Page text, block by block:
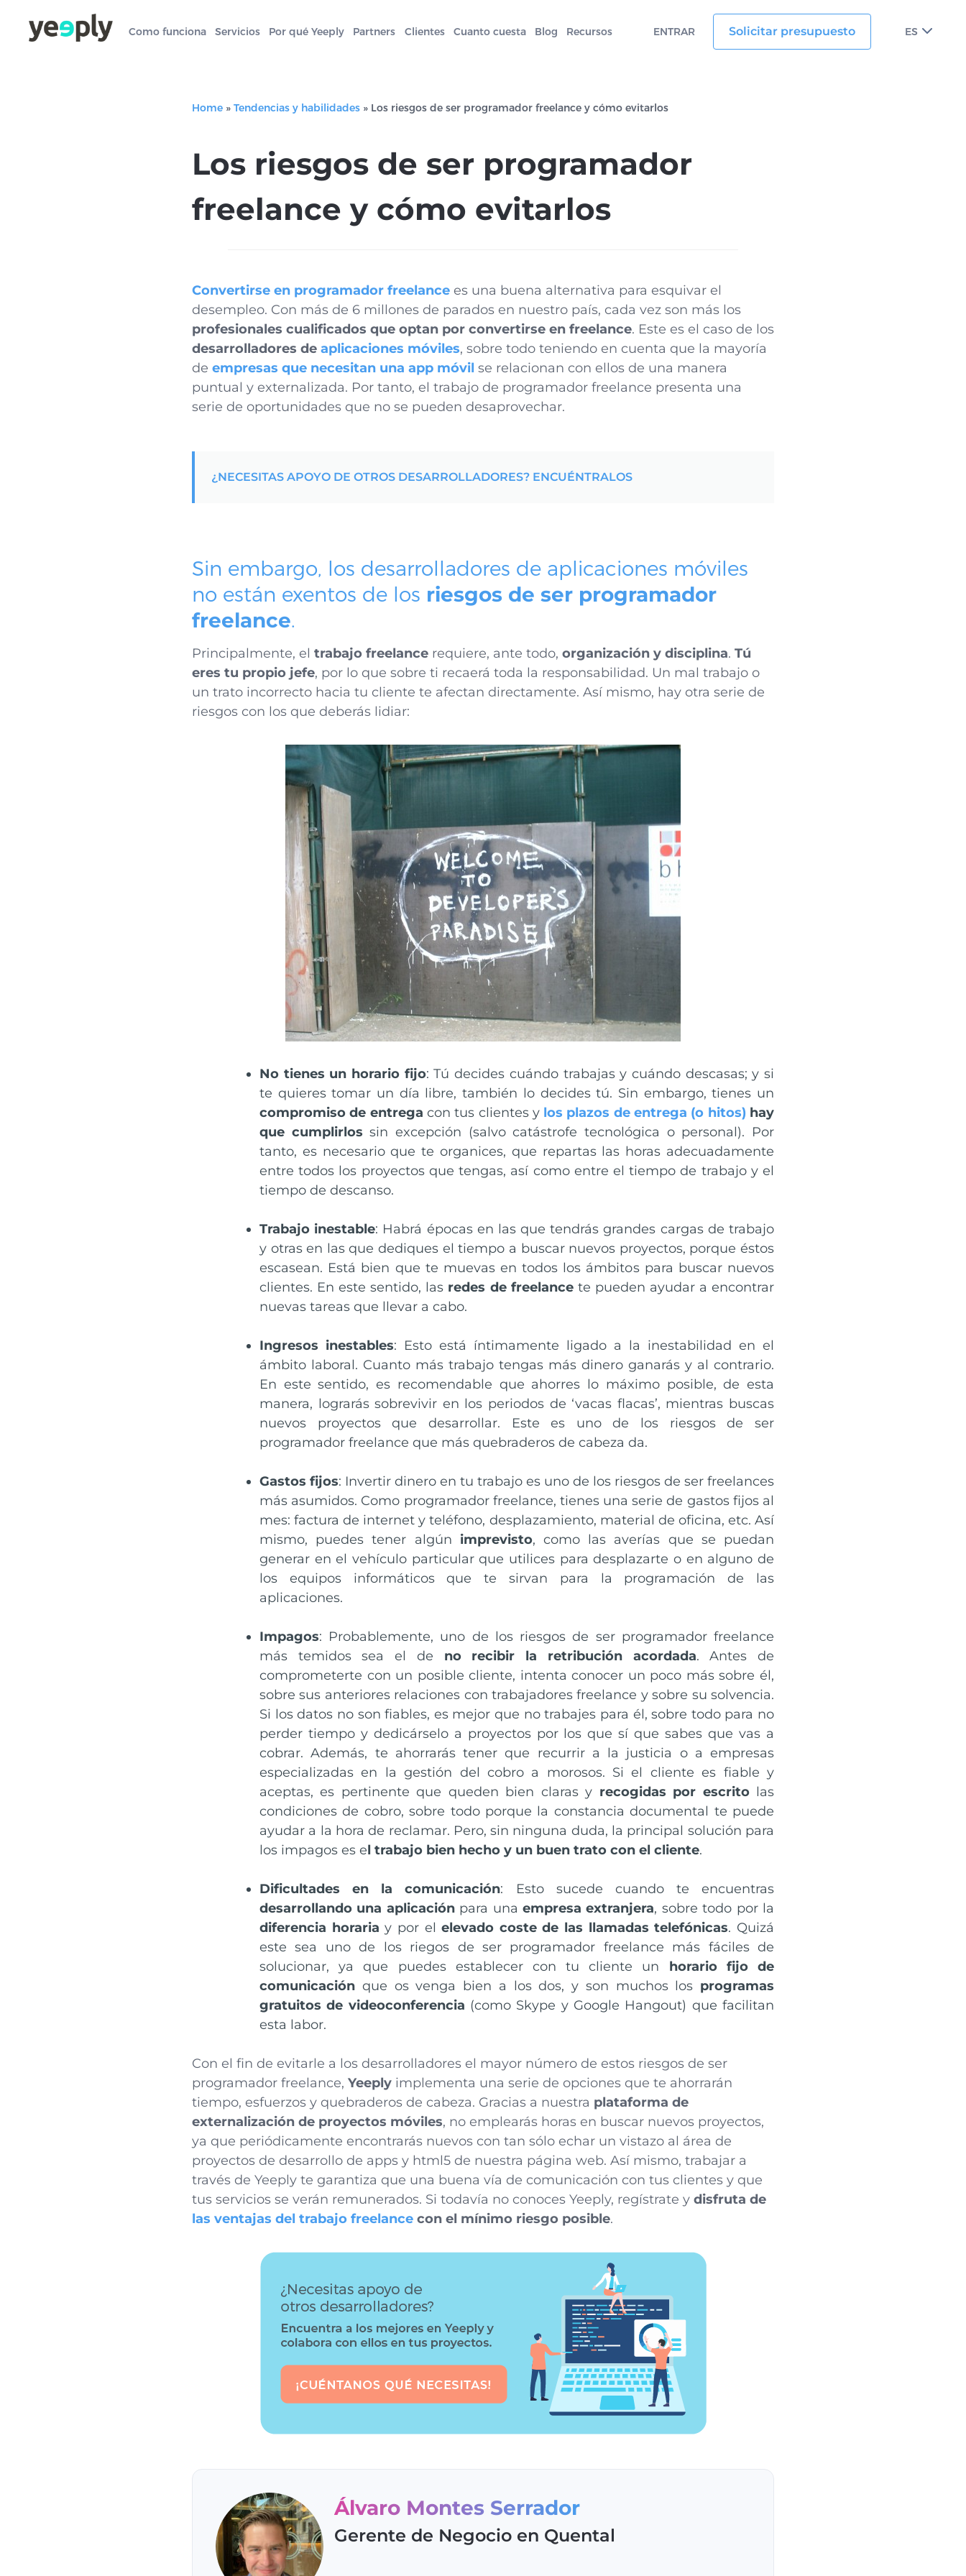
Como funciona Servicios Por qué Yeeply Partners Clientes Cuanto cuesta Blog Recursos ENTRAR Solicitar presupuesto ES
Home » Tendencias y habilidades » Los riesgos de ser programador freelance y cómo evitarlos
Los riesgos de ser programador
freelance y cómo evitarlos
Convertirse en programador freelance es una buena alternativa para esquivar el
desempleo. Con más de 6 millones de parados en nuestro país, cada vez son más los
profesionales cualificados que optan por convertirse en freelance. Este es el caso de los
desarrolladores de aplicaciones móviles, sobre todo teniendo en cuenta que la mayoría
de empresas que necesitan una app móvil se relacionan con ellos de una manera
puntual y externalizada. Por tanto, el trabajo de programador freelance presenta una
serie de oportunidades que no se pueden desaprovechar.
¿NECESITAS APOYO DE OTROS DESARROLLADORES? ENCUÉNTRALOS
Sin embargo, los desarrolladores de aplicaciones móviles
no están exentos de los riesgos de ser programador
freelance.
Principalmente, el trabajo freelance requiere, ante todo, organización y disciplina. Tú
eres tu propio jefe, por lo que sobre ti recaerá toda la responsabilidad. Un mal trabajo o
un trato incorrecto hacia tu cliente te afectan directamente. Así mismo, hay otra serie de
riesgos con los que deberás lidiar:
No tienes un horario fijo: Tú decides cuándo trabajas y cuándo descasas; y si
te quieres tomar un día libre, también lo decides tú. Sin embargo, tienes un
compromiso de entrega con tus clientes y los plazos de entrega (o hitos) hay
que cumplirlos sin excepción (salvo catástrofe tecnológica o personal). Por
tanto, es necesario que te organices, que repartas las horas adecuadamente
entre todos los proyectos que tengas, así como entre el tiempo de trabajo y el
tiempo de descanso.
Trabajo inestable: Habrá épocas en las que tendrás grandes cargas de trabajo
y otras en las que dediques el tiempo a buscar nuevos proyectos, porque éstos
escasean. Está bien que te muevas en todos los ámbitos para buscar nuevos
clientes. En este sentido, las redes de freelancete pueden ayudar a encontrar
nuevas tareas que llevar a cabo.
Ingresos inestables: Esto está íntimamente ligado a la inestabilidad en el
ámbito laboral. Cuanto más trabajo tengas más dinero ganarás y al contrario.
En este sentido, es recomendable que ahorres lo máximo posible, de esta
manera, lograrás sobrevivir en los periodos de ‘vacas flacas’, mientras buscas
nuevos proyectos que desarrollar. Este es uno de los riesgos de ser
programador freelance que más quebraderos de cabeza da.
Gastos fijos: Invertir dinero en tu trabajo es uno de los riesgos de ser freelances
más asumidos. Como programador freelance, tienes una serie de gastos fijos al
mes: factura de internet y teléfono, desplazamiento, material de oficina, etc. Así
mismo, puedes tener algún imprevisto, como las averías que se puedan
generar en el vehículo particular que utilices para desplazarte o en alguno de
los equipos informáticos que te sirvan para la programación de las
aplicaciones.
Impagos: Probablemente, uno de los riesgos de ser programador freelance
más temidos sea el de no recibir la retribución acordada. Antes de
comprometerte con un posible cliente, intenta conocer un poco más sobre él,
sobre sus anteriores relaciones con trabajadores freelance y sobre su solvencia.
Si los datos no son fiables, es mejor que no trabajes para él, sobre todo para no
perder tiempo y dedicárselo a proyectos por los que sí que sabes que vas a
cobrar. Además, te ahorrarás tener que recurrir a la justicia o a empresas
especializadas en la gestión del cobro a morosos. Si el cliente es fiable y
aceptas, es pertinente que queden bien claras y recogidas por escritolas
condiciones de cobro, sobre todo porque la constancia documental te puede
ayudar a la hora de reclamar. Pero, sin ninguna duda, la principal solución para
los impagos es el trabajo bien hecho y un buen trato con el cliente.
Dificultades en la comunicación: Esto sucede cuando te encuentras
desarrollando una aplicaciónpara unaempresa extranjera, sobre todo por la
diferencia horaria y por elelevado coste de las llamadas telefónicas. Quizá
este sea uno de los riegos de ser programador freelance más fáciles de
solucionar, ya que puedes establecer con tu cliente un horario fijo de
comunicación que os venga bien a los dos, y son muchos los programas
gratuitos de videoconferencia (como Skype y Google Hangout) que facilitan
esta labor.
Con el fin de evitarle a los desarrolladores el mayor número de estos riesgos de ser
programador freelance, Yeeply implementa una serie de opciones que te ahorrarán
tiempo, esfuerzos y quebraderos de cabeza. Gracias a nuestra plataforma de
externalización de proyectos móviles, no emplearás horas en buscar nuevos proyectos,
ya que periódicamente encontrarás nuevos con tan sólo echar un vistazo al área de
proyectos de desarrollo de apps y html5 de nuestra página web. Así mismo, trabajar a
través de Yeeply te garantiza que una buena vía de comunicación con tus clientes y que
tus servicios se verán remunerados. Si todavía no conoces Yeeply, regístrate y disfruta de
las ventajas del trabajo freelance con el mínimo riesgo posible.
Álvaro Montes Serrador
Gerente de Negocio en Quental